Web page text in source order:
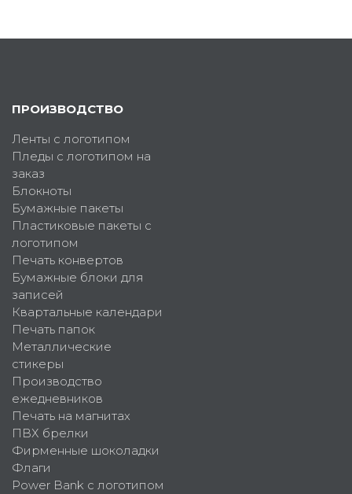
ПРОИЗВОДСТВО
Ленты с логотипом
Пледы с логотипом на
заказ
Блокноты
Бумажные пакеты
Пластиковые пакеты с
логотипом
Печать конвертов
Бумажные блоки для
записей
Квартальные календари
Печать папок
Металлические
стикеры
Производство
ежедневников
Печать на магнитах
ПВХ брелки
Фирменные шоколадки
Флаги
Power Bank с логотипом